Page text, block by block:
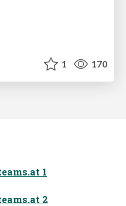
1 170
1
2